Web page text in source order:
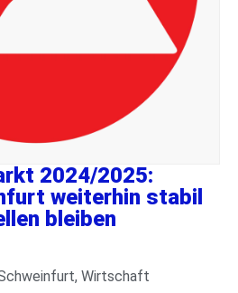
2024/2025:
weiterhin stabil
bleiben
, Wirtschaft